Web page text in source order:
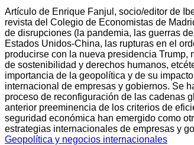
Artículo de Enrique Fanjul, socio/editor de
revista del Colegio de Economistas de
de disrupciones (la pandemia, las guerras
Estados Unidos-China, las rupturas en el
producirse con la nueva presidencia Trump,
de sostenibilidad y derechos humanos,
importancia de la geopolítica y de su
internacional de empresas y gobiernos. Se
proceso de reconfiguración de las cadenas
anterior preeminencia de los criterios de
seguridad económica han emergido como
estrategias internacionales de empresas y
Geopolítica y negocios internacionales